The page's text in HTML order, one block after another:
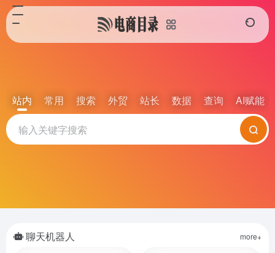
站内 常用 搜索 外贸 站长 数据 查询 AI赋能
聊天机器人 more+